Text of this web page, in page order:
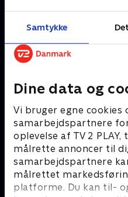
Samtykke
Dine data og
Vi bruger egne cookies
samarbejdspartnere
oplevelse af TV 2
målrette annoncer til
samarbejdspartnere
målrettet
platforme. Du kan til-
flugtbilist.
Klovn
Komedie • 11 sæsoner